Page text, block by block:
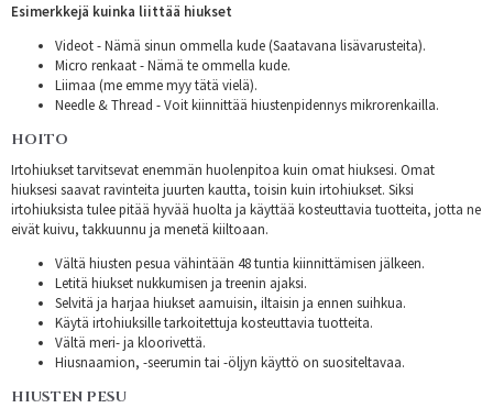
Esimerkkejä kuinka liittää hiukset
Videot - Nämä sinun ommella kude (Saatavana lisävarusteita).
Micro renkaat - Nämä te ommella kude.
Liimaa (me emme myy tätä vielä).
Needle & Thread - Voit kiinnittää hiustenpidennys mikrorenkailla.
HOITO
Irtohiukset tarvitsevat enemmän huolenpitoa kuin omat hiuksesi. Omat
hiuksesi saavat ravinteita juurten kautta, toisin kuin irtohiukset. Siksi
irtohiuksista tulee pitää hyvää huolta ja käyttää kosteuttavia tuotteita, jotta ne
eivät kuivu, takkuunnu ja menetä kiiltoaan.
Vältä hiusten pesua vähintään 48 tuntia kiinnittämisen jälkeen.
Letitä hiukset nukkumisen ja treenin ajaksi.
Selvitä ja harjaa hiukset aamuisin, iltaisin ja ennen suihkua.
Käytä irtohiuksille tarkoitettuja kosteuttavia tuotteita.
Vältä meri- ja kloorivettä.
Hiusnaamion, -seerumin tai -öljyn käyttö on suositeltavaa.
HIUSTEN PESU